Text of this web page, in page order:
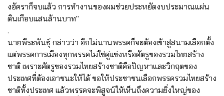
งอัคราก็จบแล้ว การทำงานของผมช่วยประหยัดงบประมาณแผ่น
ดินเกือบแสนล้านบาท"
.
นายพีระพันธุ์ กล่าวว่า อีกไม่นานพรรคก็จะต้องเข้าสู่สนามเลือกตั้ง
แต่พรรคการเมืองทุกพรรคไม่ใช่คู่แข่งหรือศัตรูของรวมไทยสร้าง
ชาติ เพราะศัตรูของรวมไทยสร้างชาติคือปัญหาและวิกฤตของ
ประเทศที่ต้องเอาชนะให้ได้ ขอให้ประชาชนเลือกพรรครวมไทยสร้าง
ชาติทั้งประเทศ แล้วพรรคจะพิสูจน์ให้เห็นถึงความยิ่งใหญ่ของ